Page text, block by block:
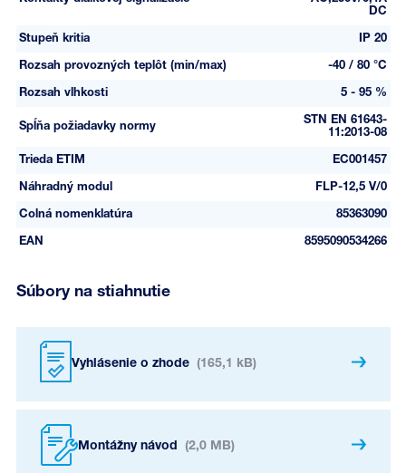
DC
Stupeň kritia IP 20
Rozsah provozných teplôt (min/max) -40 / 80 °C
Rozsah vlhkosti 5 - 95 %
Spĺňa požiadavky normy
STN EN 61643-
11:2013-08
Trieda ETIM EC001457
Náhradný modul FLP-12,5 V/0
Colná nomenklatúra 85363090
EAN 8595090534266
Súbory na stiahnutie
Vyhlásenie o zhode (165,1 kB)
Montážny návod (2,0 MB)